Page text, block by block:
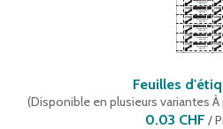
Feuilles
(Disponible en plusieurs variantes À
0.03 CHF /